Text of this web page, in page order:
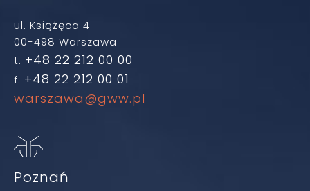
ul. Książęca 4
00-498 Warszawa
t. +48 22 212 00 00
f. +48 22 212 00 01
warszawa@gww.pl
Poznań